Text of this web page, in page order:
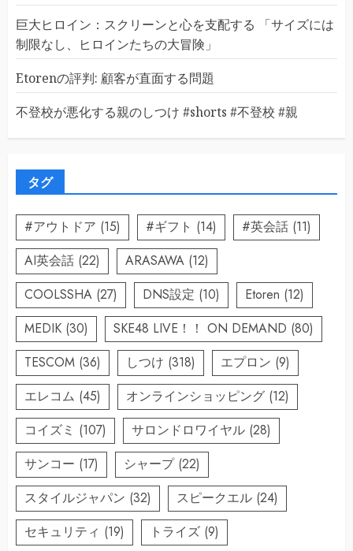
巨大ヒロイン：スクリーンと心を支配する 「サイズには
制限なし、ヒロインたちの大冒険」
Etorenの評判: 顧客が直面する問題
不登校が悪化する親のしつけ #shorts #不登校 #親
タグ
#アウトドア (15) #ギフト (14) #英会話 (11)
AI英会話 (22) ARASAWA (12)
COOLSSHA (27) DNS設定 (10) Etoren (12)
MEDIK (30) SKE48 LIVE！！ ON DEMAND (80)
TESCOM (36) しつけ (318) エプロン (9)
エレコム (45) オンラインショッピング (12)
コイズミ (107) サロンドロワイヤル (28)
サンコー (17) シャープ(22)
スタイルジャパン (32) スピークエル (24)
セキュリティ (19) トライズ (9)